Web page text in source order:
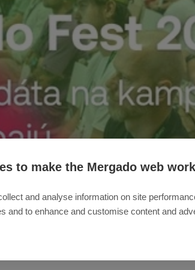
to make the Mergado web
and analyse information on site
and to enhance and customise content and